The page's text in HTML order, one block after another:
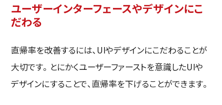
ユーザーインターフェースやデザインにこ
だわる
直帰率を改善するには、UIやデザインにこだわることが
大切です。とにかくユーザーファーストを意識したUIや
デザインにすることで、直帰率を下げることができます。